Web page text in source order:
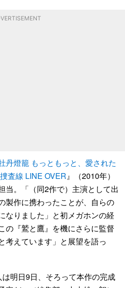
丹燈籠 もっともっと、愛された
捜査線 LINE OVER 』（2010年）
当。「（同2作で）主演として出
製作に携わったことが、自らの
なりました」と初メガホンの経
の『鷲と鷹』を機にさらに監督
考えています」と展望を語っ
明日9日、そろって本作の完成